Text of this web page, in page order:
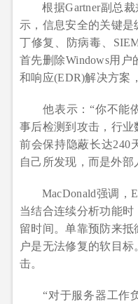
根据Gartner副总
示，信息安全的关键
丁修复、防病毒、
首先删除Windows用
和响应(EDR)解决方案
他表示：“你不能
事后检测到攻击，行业
前会保持隐蔽长达240
自己所发现，而是外
MacDonald强调，
当结合连续分析功能
留时间。单靠预防来
户是无法修复的软目
击。
“对于服务器工作